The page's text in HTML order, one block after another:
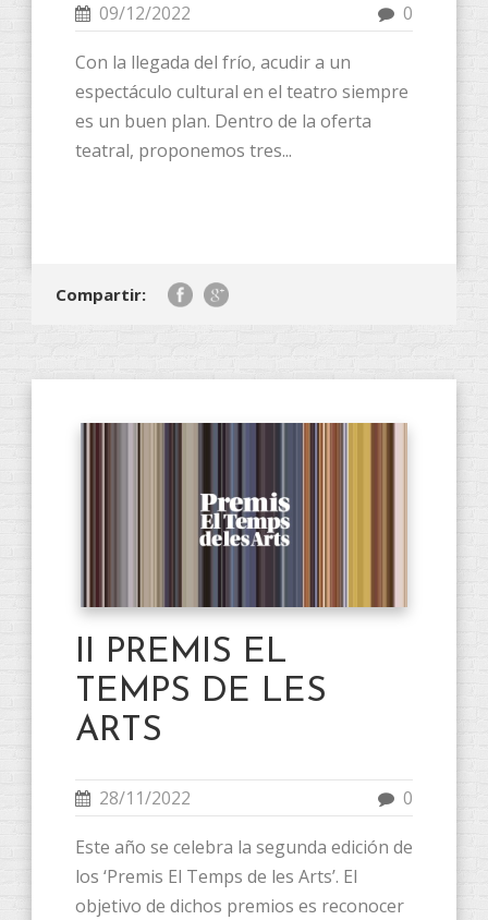
09/12/2022 0
Con la llegada del frío, acudir a un
espectáculo cultural en el teatro siempre
es un buen plan. Dentro de la oferta
teatral, proponemos tres...
Compartir:
II PREMIS EL
TEMPS DE LES
ARTS
28/11/2022 0
Este año se celebra la segunda edición de
los ‘Premis El Temps de les Arts’. El
objetivo de dichos premios es reconocer